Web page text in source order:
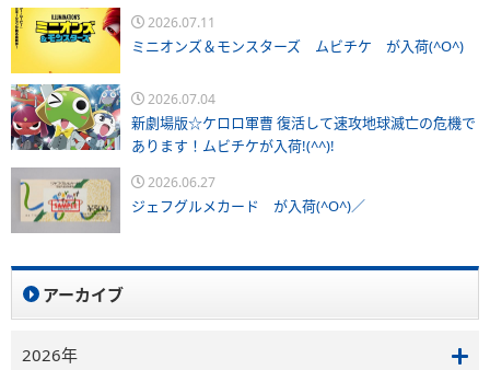
2026.07.11
ミニオンズ＆モンスターズ ムビチケ が入荷(^O^)
2026.07.04
新劇場版☆ケロロ軍曹 復活して速攻地球滅亡の危機で
あります！ムビチケが入荷!(^^)!
2026.06.27
ジェフグルメカード が入荷(^O^)／
アーカイブ
2026年